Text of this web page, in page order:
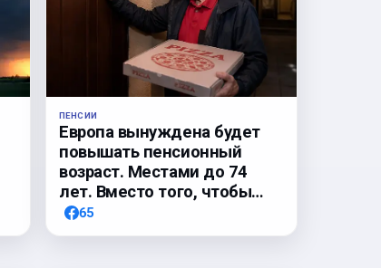
ПЕНСИИ
Европа вынуждена будет
повышать пенсионный
возраст. Местами до 74
лет. Вместо того, чтобы…
65